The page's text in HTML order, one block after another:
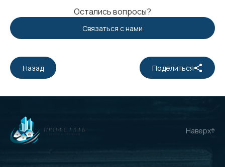
Остались вопросы?
Связаться с нами
Назад Поделиться
Наверх